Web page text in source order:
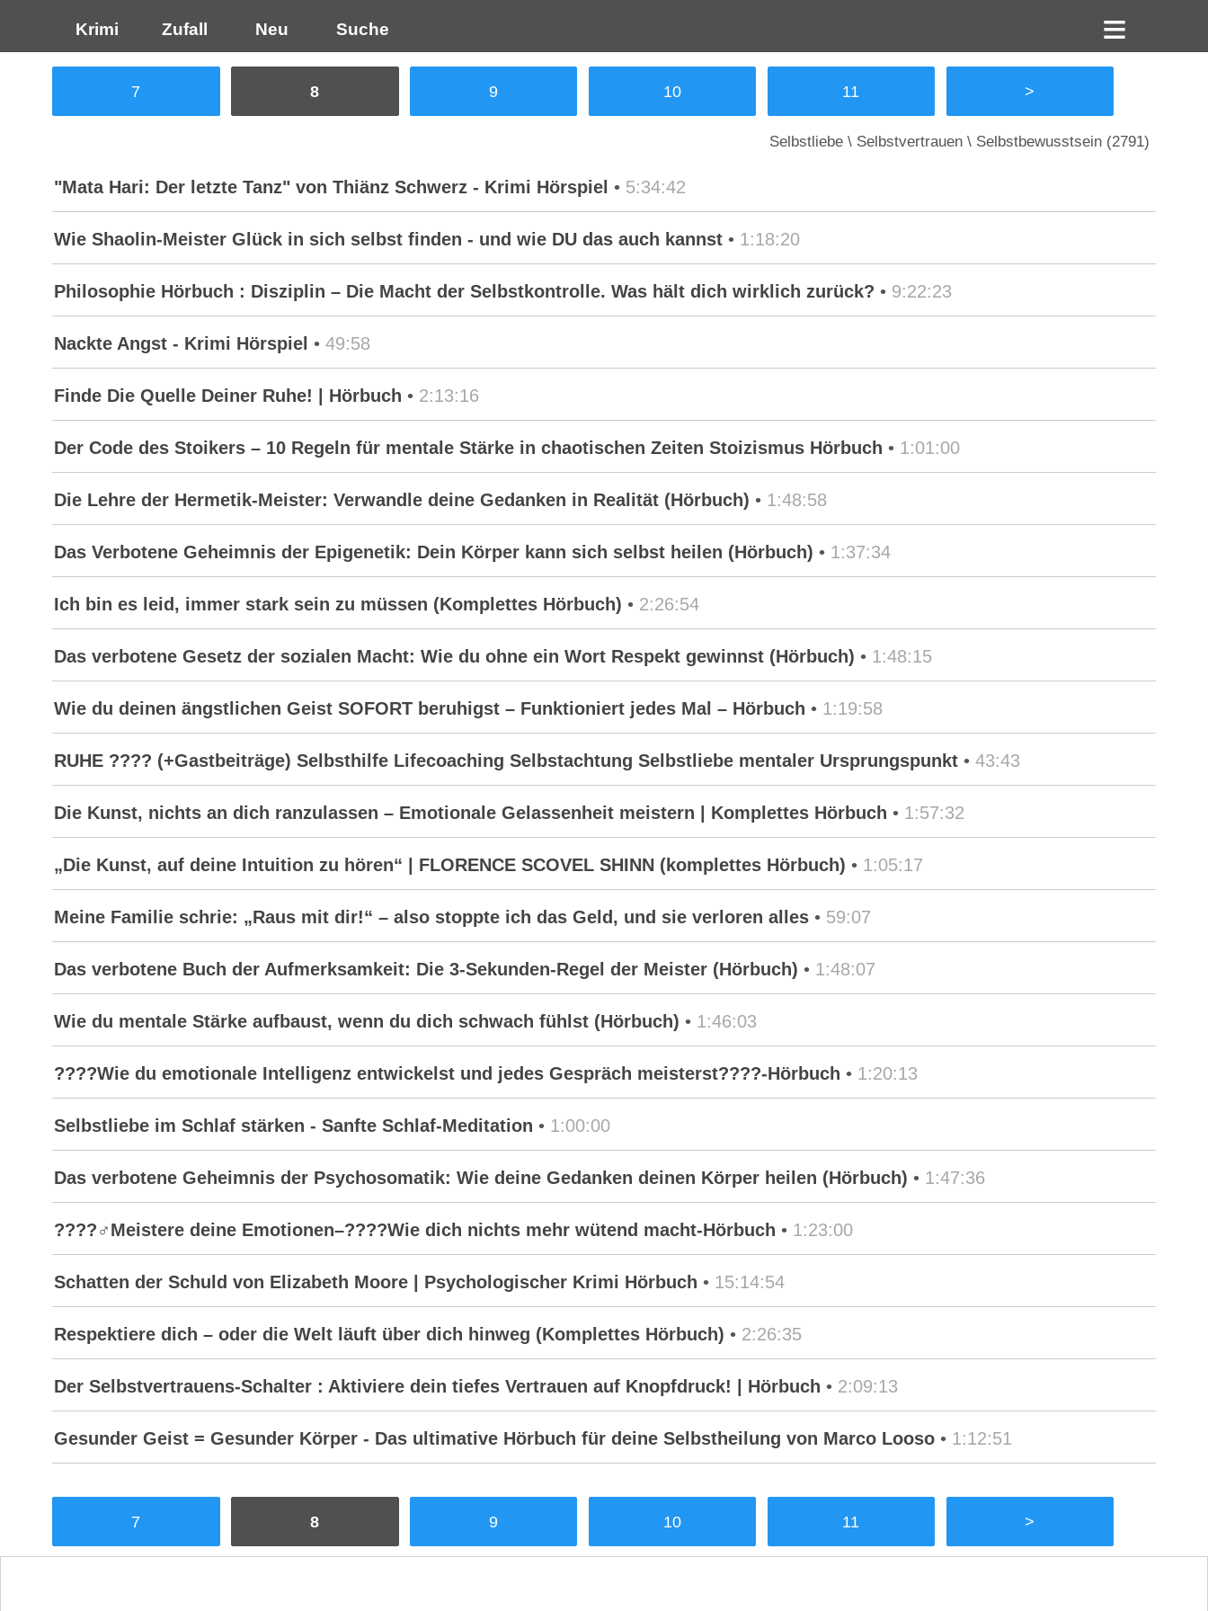
Krimi Zufall Neu Suche
7 8 9 10 11 >
Selbstliebe \ Selbstvertrauen \ Selbstbewusstsein (2791)
"Mata Hari: Der letzte Tanz" von Thiänz Schwerz - Krimi Hörspiel • 5:34:42
Wie Shaolin-Meister Glück in sich selbst finden - und wie DU das auch kannst • 1:18:20
Philosophie Hörbuch : Disziplin – Die Macht der Selbstkontrolle. Was hält dich wirklich zurück? • 9:22:23
Nackte Angst - Krimi Hörspiel • 49:58
Finde Die Quelle Deiner Ruhe! | Hörbuch • 2:13:16
Der Code des Stoikers – 10 Regeln für mentale Stärke in chaotischen Zeiten Stoizismus Hörbuch • 1:01:00
Die Lehre der Hermetik-Meister: Verwandle deine Gedanken in Realität (Hörbuch) • 1:48:58
Das Verbotene Geheimnis der Epigenetik: Dein Körper kann sich selbst heilen (Hörbuch) • 1:37:34
Ich bin es leid, immer stark sein zu müssen (Komplettes Hörbuch) • 2:26:54
Das verbotene Gesetz der sozialen Macht: Wie du ohne ein Wort Respekt gewinnst (Hörbuch) • 1:48:15
Wie du deinen ängstlichen Geist SOFORT beruhigst – Funktioniert jedes Mal – Hörbuch • 1:19:58
RUHE ???? (+Gastbeiträge) Selbsthilfe Lifecoaching Selbstachtung Selbstliebe mentaler Ursprungspunkt • 43:43
Die Kunst, nichts an dich ranzulassen – Emotionale Gelassenheit meistern | Komplettes Hörbuch • 1:57:32
„Die Kunst, auf deine Intuition zu hören“ | FLORENCE SCOVEL SHINN (komplettes Hörbuch) • 1:05:17
Meine Familie schrie: „Raus mit dir!“ – also stoppte ich das Geld, und sie verloren alles • 59:07
Das verbotene Buch der Aufmerksamkeit: Die 3-Sekunden-Regel der Meister (Hörbuch) • 1:48:07
Wie du mentale Stärke aufbaust, wenn du dich schwach fühlst (Hörbuch) • 1:46:03
????Wie du emotionale Intelligenz entwickelst und jedes Gespräch meisterst????-Hörbuch • 1:20:13
Selbstliebe im Schlaf stärken - Sanfte Schlaf-Meditation • 1:00:00
Das verbotene Geheimnis der Psychosomatik: Wie deine Gedanken deinen Körper heilen (Hörbuch) • 1:47:36
????‍♂️Meistere deine Emotionen–????Wie dich nichts mehr wütend macht-Hörbuch • 1:23:00
Schatten der Schuld von Elizabeth Moore | Psychologischer Krimi Hörbuch • 15:14:54
Respektiere dich – oder die Welt läuft über dich hinweg (Komplettes Hörbuch) • 2:26:35
Der Selbstvertrauens-Schalter : Aktiviere dein tiefes Vertrauen auf Knopfdruck! | Hörbuch • 2:09:13
Gesunder Geist = Gesunder Körper - Das ultimative Hörbuch für deine Selbstheilung von Marco Looso • 1:12:51
7 8 9 10 11 >